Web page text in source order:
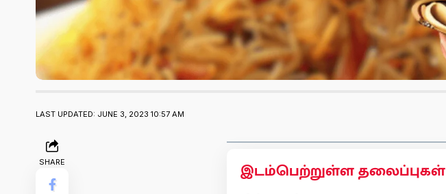
LAST UPDATED: JUNE 3, 2023 10:57 AM
SHARE இடம்பெற்றுள்ள தலைப்புகள்